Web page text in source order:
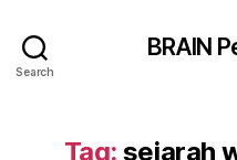
Search
BRAIN
Tag: sejarah